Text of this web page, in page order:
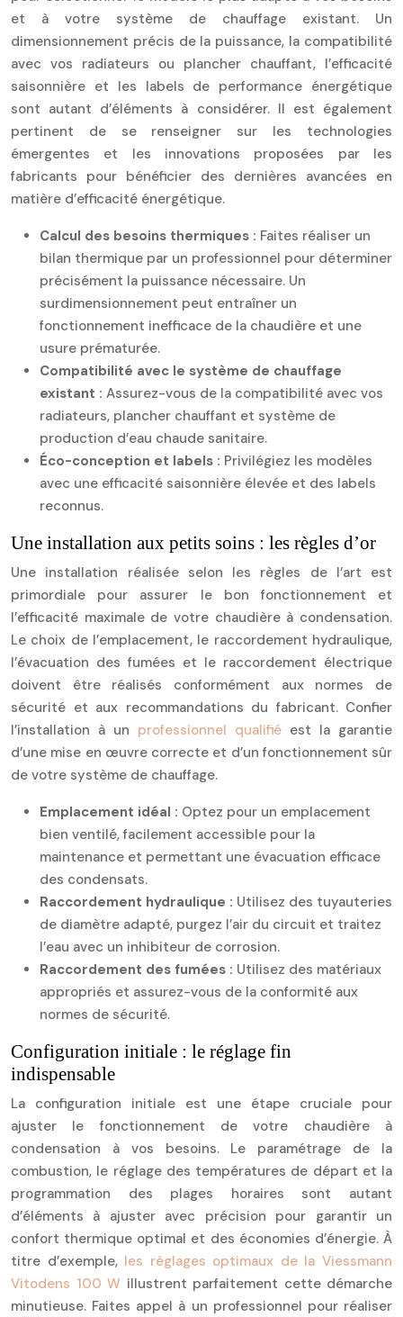
et à votre système de chauffage existant. Un
dimensionnement précis de la puissance, la compatibilité
avec vos radiateurs ou plancher chauffant, l’efficacité
saisonnière et les labels de performance énergétique
sont autant d’éléments à considérer. Il est également
pertinent de se renseigner sur les technologies
émergentes et les innovations proposées par les
fabricants pour bénéficier des dernières avancées en
matière d’efficacité énergétique.
Calcul des besoins thermiques : Faites réaliser un
bilan thermique par un professionnel pour déterminer
précisément la puissance nécessaire. Un
surdimensionnement peut entraîner un
fonctionnement inefficace de la chaudière et une
usure prématurée.
Compatibilité avec le système de chauffage
existant : Assurez-vous de la compatibilité avec vos
radiateurs, plancher chauffant et système de
production d’eau chaude sanitaire.
Éco-conception et labels : Privilégiez les modèles
avec une efficacité saisonnière élevée et des labels
reconnus.
Une installation aux petits soins : les règles d’or
Une installation réalisée selon les règles de l’art est
primordiale pour assurer le bon fonctionnement et
l’efficacité maximale de votre chaudière à condensation.
Le choix de l’emplacement, le raccordement hydraulique,
l’évacuation des fumées et le raccordement électrique
doivent être réalisés conformément aux normes de
sécurité et aux recommandations du fabricant. Confier
l’installation à un professionnel qualifié est la garantie
d’une mise en œuvre correcte et d’un fonctionnement sûr
de votre système de chauffage.
Emplacement idéal : Optez pour un emplacement
bien ventilé, facilement accessible pour la
maintenance et permettant une évacuation efficace
des condensats.
Raccordement hydraulique : Utilisez des tuyauteries
de diamètre adapté, purgez l’air du circuit et traitez
l’eau avec un inhibiteur de corrosion.
Raccordement des fumées : Utilisez des matériaux
appropriés et assurez-vous de la conformité aux
normes de sécurité.
Configuration initiale : le réglage fin
indispensable
La configuration initiale est une étape cruciale pour
ajuster le fonctionnement de votre chaudière à
condensation à vos besoins. Le paramétrage de la
combustion, le réglage des températures de départ et la
programmation des plages horaires sont autant
d’éléments à ajuster avec précision pour garantir un
confort thermique optimal et des économies d’énergie. À
titre d’exemple, les réglages optimaux de la Viessmann
Vitodens 100 W illustrent parfaitement cette démarche
minutieuse. Faites appel à un professionnel pour réaliser